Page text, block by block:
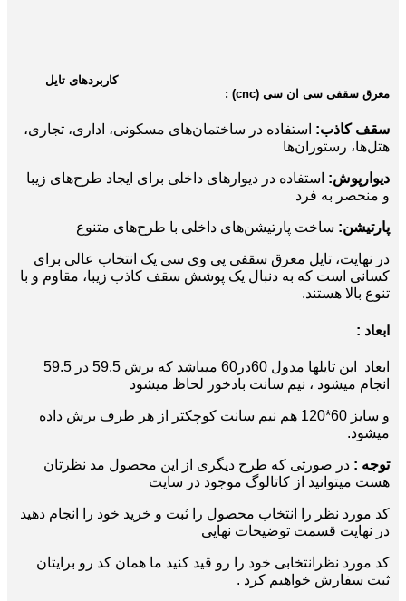
کاربردهای تایل
معرق سقفی سی ان سی (cnc) :
سقف کاذب: استفاده در ساختمان‌های مسکونی، اداری، تجاری،
هتل‌ها، رستوران‌ها
دیوارپوش: استفاده در دیوارهای داخلی برای ایجاد طرح‌های زیبا
و منحصر به فرد
پارتیشن: ساخت پارتیشن‌های داخلی با طرح‌های متنوع
در نهایت، تایل معرق سقفی پی وی سی یک انتخاب عالی برای
کسانی است که به دنبال یک پوشش سقف کاذب زیبا، مقاوم و با
تنوع بالا هستند.
ابعاد :
ابعاد این تایلها مدول 60در60 میباشد که برش 59.5 در 59.5
انجام میشود ، نیم سانت بادخور لحاظ میشود
و سایز 60*120 هم نیم سانت کوچکتر از هر طرف برش داده
میشود.
توجه : در صورتی که طرح دیگری از این محصول مد نظرتان
هست میتوانید از کاتالوگ موجود در سایت
کد مورد نظر را انتخاب محصول را ثبت و خرید خود را انجام دهید
در نهایت قسمت توضیحات نهایی
کد مورد نظرانتخابی خود را رو قید کنید ما همان کد رو برایتان
ثبت سفارش خواهیم کرد .